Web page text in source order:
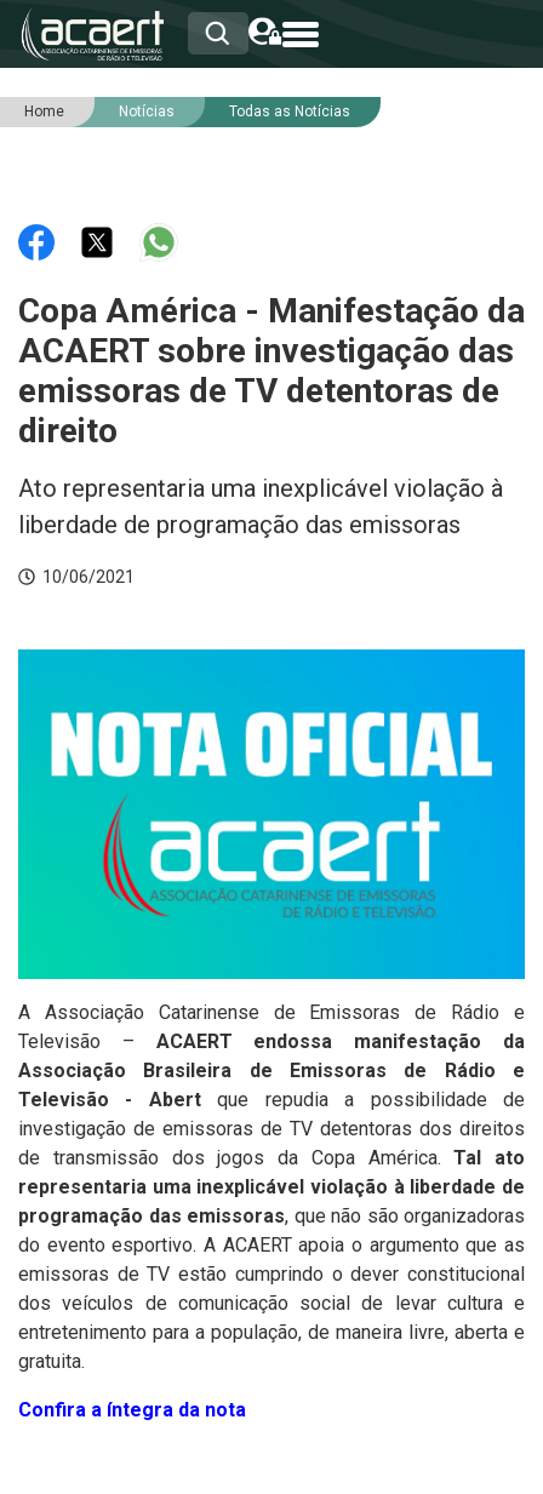
HOME
RNA
NOTÍCIAS
INTEGRIDADE
Home Notícias Todas as Notícias
Copa América - Manifestação da
ACAERT sobre investigação das
emissoras de TV detentoras de
direito
Ato representaria uma inexplicável violação à
liberdade de programação das emissoras
10/06/2021
A Associação Catarinense de Emissoras de Rádio e
Televisão – ACAERT
endossa manifestação da
Associação Brasileira de Emissoras de Rádio e
Televisão - Abertque repudia a possibilidade de
investigação de emissoras de TV detentoras dos direitos
de transmissão dos jogos da Copa América. Tal ato
representaria uma inexplicável violação à liberdade de
programação das emissoras, que não são organizadoras
do evento esportivo. A ACAERT apoia o argumento que as
emissoras de TV estão cumprindo o dever constitucional
dos veículos de comunicação social de levar cultura e
entretenimento para a população, de maneira livre, aberta e
gratuita.
Confira a íntegra da nota